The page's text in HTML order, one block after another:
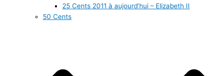
25 Cents 2011 à aujourd’hui – Elizabeth II
50 Cents